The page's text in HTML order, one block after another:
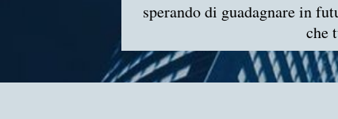
sperando di guadagnare in
che